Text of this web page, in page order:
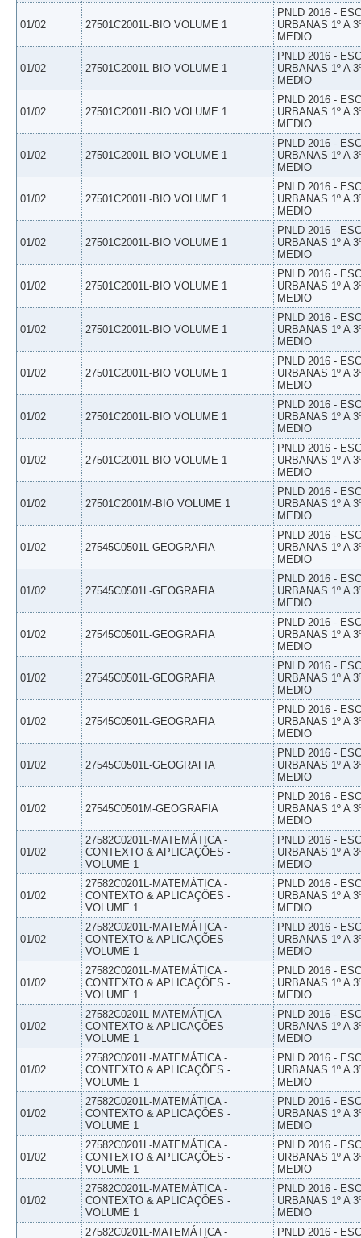
01/02 27501C2001L-BIO VOLUME 1
PNLD 2016 -
URBANAS 1º A
MEDIO
01/02 27501C2001L-BIO VOLUME 1
PNLD 2016 -
URBANAS 1º A
MEDIO
01/02 27501C2001L-BIO VOLUME 1
PNLD 2016 -
URBANAS 1º A
MEDIO
01/02 27501C2001L-BIO VOLUME 1
PNLD 2016 -
URBANAS 1º A
MEDIO
01/02 27501C2001L-BIO VOLUME 1
PNLD 2016 -
URBANAS 1º A
MEDIO
01/02 27501C2001L-BIO VOLUME 1
PNLD 2016 -
URBANAS 1º A
MEDIO
01/02 27501C2001L-BIO VOLUME 1
PNLD 2016 -
URBANAS 1º A
MEDIO
01/02 27501C2001L-BIO VOLUME 1
PNLD 2016 -
URBANAS 1º A
MEDIO
01/02 27501C2001L-BIO VOLUME 1
PNLD 2016 -
URBANAS 1º A
MEDIO
01/02 27501C2001L-BIO VOLUME 1
PNLD 2016 -
URBANAS 1º A
MEDIO
01/02 27501C2001L-BIO VOLUME 1
PNLD 2016 -
URBANAS 1º A
MEDIO
01/02 27501C2001M-BIO VOLUME 1
PNLD 2016 -
URBANAS 1º A
MEDIO
01/02 27545C0501L-GEOGRAFIA
PNLD 2016 -
URBANAS 1º A
MEDIO
01/02 27545C0501L-GEOGRAFIA
PNLD 2016 -
URBANAS 1º A
MEDIO
01/02 27545C0501L-GEOGRAFIA
PNLD 2016 -
URBANAS 1º A
MEDIO
01/02 27545C0501L-GEOGRAFIA
PNLD 2016 -
URBANAS 1º A
MEDIO
01/02 27545C0501L-GEOGRAFIA
PNLD 2016 -
URBANAS 1º A
MEDIO
01/02 27545C0501L-GEOGRAFIA
PNLD 2016 -
URBANAS 1º A
MEDIO
01/02 27545C0501M-GEOGRAFIA
PNLD 2016 -
URBANAS 1º A
MEDIO
01/02
27582C0201L-MATEMÁTICA -
CONTEXTO & APLICAÇÕES -
VOLUME 1
PNLD 2016 -
URBANAS 1º A
MEDIO
01/02
27582C0201L-MATEMÁTICA -
CONTEXTO & APLICAÇÕES -
VOLUME 1
PNLD 2016 -
URBANAS 1º A
MEDIO
01/02
27582C0201L-MATEMÁTICA -
CONTEXTO & APLICAÇÕES -
VOLUME 1
PNLD 2016 -
URBANAS 1º A
MEDIO
01/02
27582C0201L-MATEMÁTICA -
CONTEXTO & APLICAÇÕES -
VOLUME 1
PNLD 2016 -
URBANAS 1º A
MEDIO
01/02
27582C0201L-MATEMÁTICA -
CONTEXTO & APLICAÇÕES -
VOLUME 1
PNLD 2016 -
URBANAS 1º A
MEDIO
01/02
27582C0201L-MATEMÁTICA -
CONTEXTO & APLICAÇÕES -
VOLUME 1
PNLD 2016 -
URBANAS 1º A
MEDIO
01/02
27582C0201L-MATEMÁTICA -
CONTEXTO & APLICAÇÕES -
VOLUME 1
PNLD 2016 -
URBANAS 1º A
MEDIO
01/02
27582C0201L-MATEMÁTICA -
CONTEXTO & APLICAÇÕES -
VOLUME 1
PNLD 2016 -
URBANAS 1º A
MEDIO
01/02
27582C0201L-MATEMÁTICA -
CONTEXTO & APLICAÇÕES -
VOLUME 1
PNLD 2016 -
URBANAS 1º A
MEDIO
27582C0201L-MATEMÁTICA -
PNLD 2016 -